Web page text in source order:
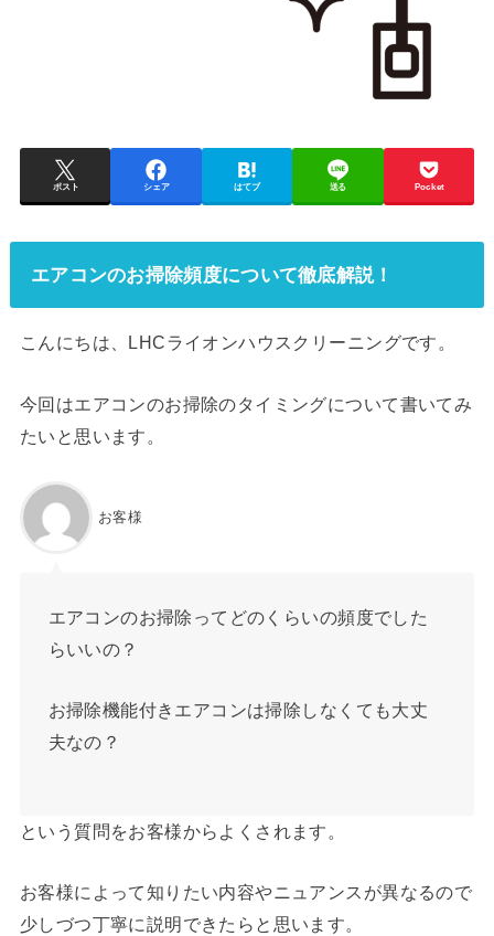
ポスト シェア はてブ 送る Pocket
エアコンのお掃除頻度について徹底解説！
こんにちは、LHCライオンハウスクリーニングです。
今回はエアコンのお掃除のタイミングについて書いてみ
たいと思います。
お客様
エアコンのお掃除ってどのくらいの頻度でした
らいいの？
お掃除機能付きエアコンは掃除しなくても大丈
夫なの？
という質問をお客様からよくされます。
お客様によって知りたい内容やニュアンスが異なるので
少しづつ丁寧に説明できたらと思います。